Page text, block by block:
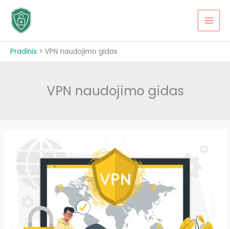
Pereiti
turinio
Pradinis VPN naudojimo gidas
VPN naudojimo gidas